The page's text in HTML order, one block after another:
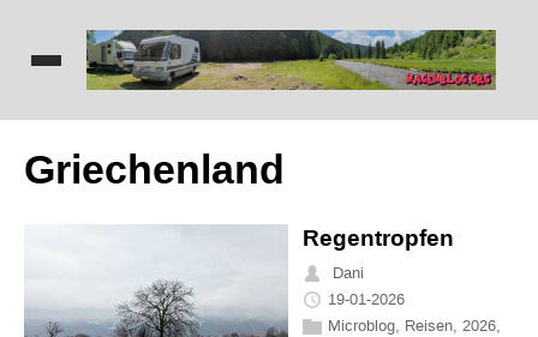
Griechenland
Regentropfen
Dani
19-01-2026
Microblog, Reisen, 2026,